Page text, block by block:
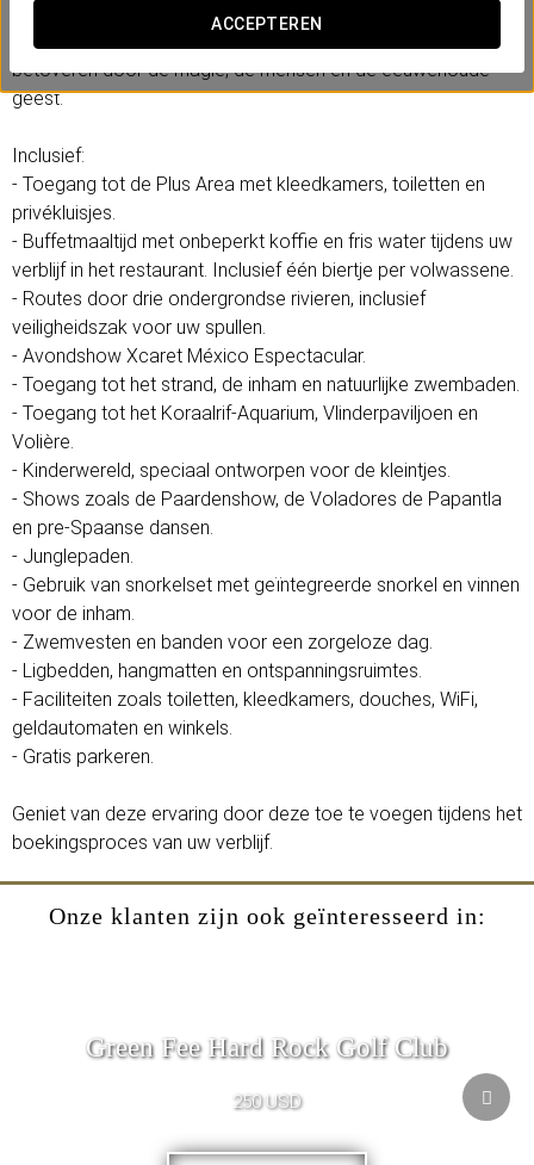
ACCEPTEREN
ervaringen: ondergrondse rivieren om te verkennen,
exotische junglefauna en spectaculaire shows. Laat u
betoveren door de magie, de mensen en de eeuwenoude
geest.
Inclusief:
- Toegang tot de Plus Area met kleedkamers, toiletten en
privékluisjes.
- Buffetmaaltijd met onbeperkt koffie en fris water tijdens uw
verblijf in het restaurant. Inclusief één biertje per volwassene.
- Routes door drie ondergrondse rivieren, inclusief
veiligheidszak voor uw spullen.
- Avondshow Xcaret México Espectacular.
- Toegang tot het strand, de inham en natuurlijke zwembaden.
- Toegang tot het Koraalrif-Aquarium, Vlinderpaviljoen en
Volière.
- Kinderwereld, speciaal ontworpen voor de kleintjes.
- Shows zoals de Paardenshow, de Voladores de Papantla
en pre-Spaanse dansen.
- Junglepaden.
- Gebruik van snorkelset met geïntegreerde snorkel en vinnen
voor de inham.
- Zwemvesten en banden voor een zorgeloze dag.
- Ligbedden, hangmatten en ontspanningsruimtes.
- Faciliteiten zoals toiletten, kleedkamers, douches, WiFi,
geldautomaten en winkels.
- Gratis parkeren.
Geniet van deze ervaring door deze toe te voegen tijdens het
boekingsproces van uw verblijf.
Onze klanten zijn ook geïnteresseerd in:
Green Fee Hard Rock Golf Club
250 USD